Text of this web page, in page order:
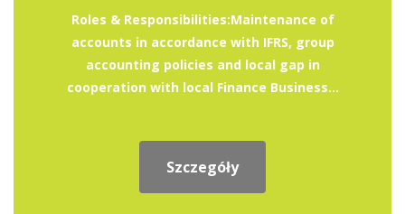
Roles & Responsibilities:Maintenance of
accounts in accordance with IFRS, group
accounting policies and local gap in
cooperation with local Finance Business...
Szczegóły